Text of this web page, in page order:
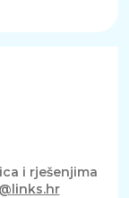
i rješenjima